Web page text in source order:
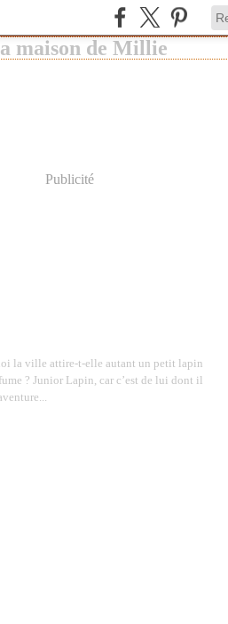
Publicité
la ville attire-t-elle autant un petit lapin
? Junior Lapin, car c’est de lui dont il